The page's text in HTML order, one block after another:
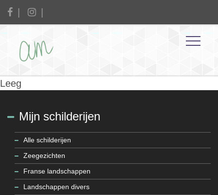
Leeg
Mijn schilderijen
Alle schilderijen
Zeegezichten
Franse landschappen
Landschappen divers